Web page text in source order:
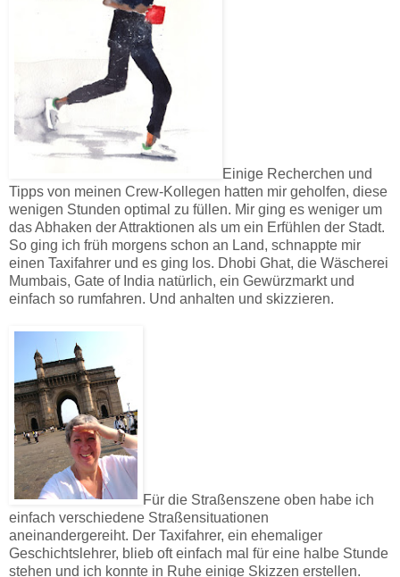
Einige Recherchen und
Tipps von meinen Crew-Kollegen hatten mir geholfen, diese
wenigen Stunden optimal zu füllen. Mir ging es weniger um
das Abhaken der Attraktionen als um ein Erfühlen der Stadt.
So ging ich früh morgens schon an Land, schnappte mir
einen Taxifahrer und es ging los. Dhobi Ghat, die Wäscherei
Mumbais, Gate of India natürlich, ein Gewürzmarkt und
einfach so rumfahren. Und anhalten und skizzieren.
Für die Straßenszene oben habe ich
einfach verschiedene Straßensituationen
aneinandergereiht. Der Taxifahrer, ein ehemaliger
Geschichtslehrer, blieb oft einfach mal für eine halbe Stunde
stehen und ich konnte in Ruhe einige Skizzen erstellen.